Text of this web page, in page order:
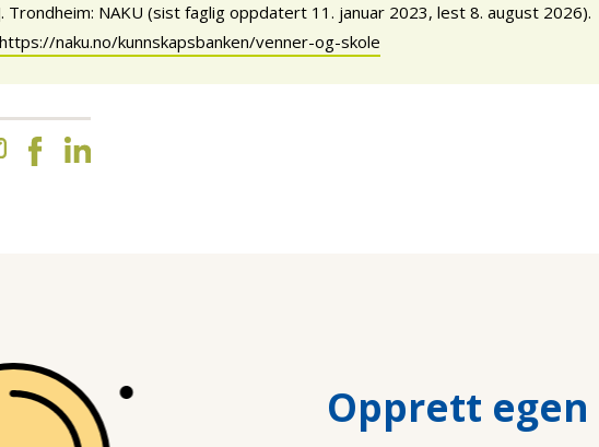
NAKU (sist faglig oppdatert 11. januar 2023, lest 8. august 2026).
https://naku.no/kunnskapsbanken/venner-og-skole
Opprett